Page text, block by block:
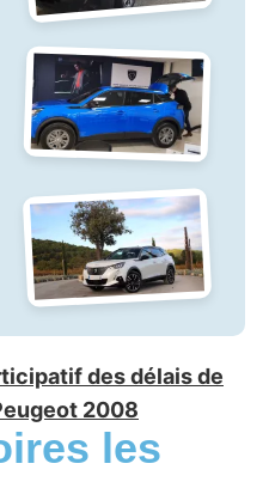
des délais de
2008
les